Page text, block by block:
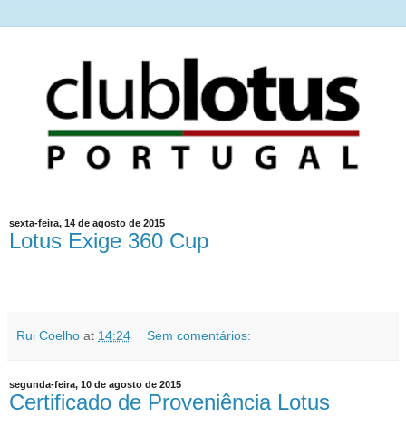
sexta-feira, 14 de agosto de 2015
Lotus Exige 360 Cup
Rui Coelho at 14:24 Sem comentários:
segunda-feira, 10 de agosto de 2015
Certificado de Proveniência Lotus